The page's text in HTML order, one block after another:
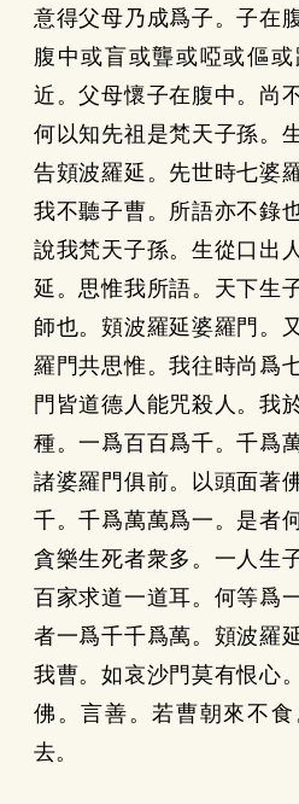
意得父母乃成爲子。子在
腹中或盲或聾或啞或傴
近。父母懷子在腹中。尚
何以知先祖是梵天子孫。
告頞波羅延。先世時七婆
我不聽子曹。所語亦不錄
說我梵天子孫。生從口出
延。思惟我所語。天下生
師也。頞波羅延婆羅門。
羅門共思惟。我往時尚爲
門皆道德人能咒殺人。我
種。一爲百百爲千。千爲
諸婆羅門俱前。以頭面著
千。千爲萬萬爲一。是者
貪樂生死者衆多。一人生
百家求道一道耳。何等爲
者一爲千千爲萬。頞波羅
我曹。如哀沙門莫有恨心
佛。言善。若曹朝來不
去。